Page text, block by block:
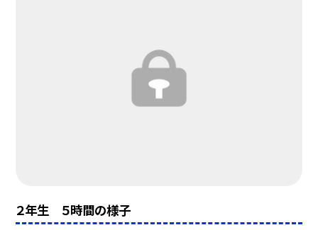
２年生 ５時間の様子